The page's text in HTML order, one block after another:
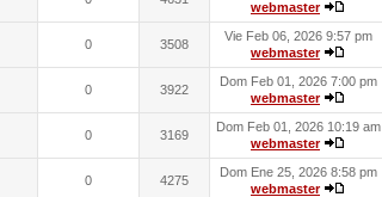
webmaster
0 3508
Vie Feb 06, 2026 9:57 pm
webmaster
0 3922
Dom Feb 01, 2026 7:00 pm
webmaster
0 3169
Dom Feb 01, 2026 10:19 am
webmaster
0 4275
Dom Ene 25, 2026 8:58 pm
webmaster